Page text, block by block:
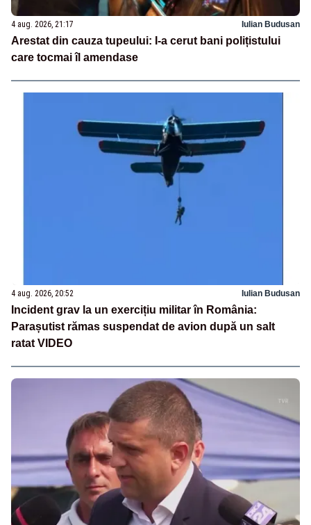
4 aug. 2026, 21:17 Iulian Budusan
Arestat din cauza tupeului: I-a cerut bani polițistului
care tocmai îl amendase
4 aug. 2026, 20:52 Iulian Budusan
Incident grav la un exercițiu militar în România:
Parașutist rămas suspendat de avion după un salt
ratat VIDEO